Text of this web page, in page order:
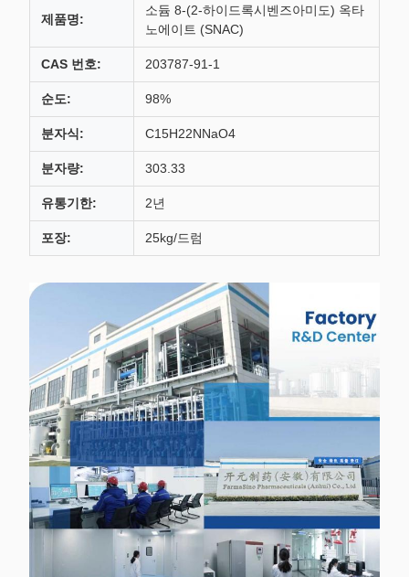
제품명:
소듐 8-(2-하이드록시벤즈아미도) 옥타
노에이트 (SNAC)
CAS 번호: 203787-91-1
순도: 98%
분자식: C15H22NNaO4
분자량: 303.33
유통기한: 2년
포장: 25kg/드럼